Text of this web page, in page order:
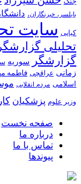
بابلسر، خبرنگاران،
کیاپی سایت
تحلیلی گزارشگر
گزارشگر
سوریه
زمانی عراقچی فاطمه
اسلامی مردم انقلابی
وزیر علوم پزشکیان
صفحه نخست
درباره ما
تماس با ما
پیوندها